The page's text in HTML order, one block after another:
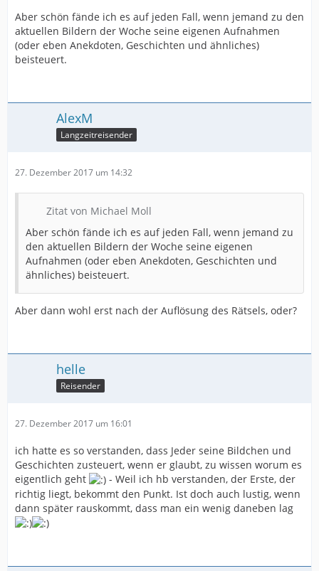
Aber schön fände ich es auf jeden Fall, wenn jemand zu den
aktuellen Bildern der Woche seine eigenen Aufnahmen
(oder eben Anekdoten, Geschichten und ähnliches)
beisteuert.
AlexM
Langzeitreisender
27. Dezember 2017 um 14:32
Zitat von Michael Moll
Aber schön fände ich es auf jeden Fall, wenn jemand zu
den aktuellen Bildern der Woche seine eigenen
Aufnahmen (oder eben Anekdoten, Geschichten und
ähnliches) beisteuert.
Aber dann wohl erst nach der Auflösung des Rätsels, oder?
helle
Reisender
27. Dezember 2017 um 16:01
ich hatte es so verstanden, dass Jeder seine Bildchen und
Geschichten zusteuert, wenn er glaubt, zu wissen worum es
eigentlich geht
- Weil ich hb verstanden, der Erste, der
richtig liegt, bekommt den Punkt. Ist doch auch lustig, wenn
dann später rauskommt, dass man ein wenig daneben lag